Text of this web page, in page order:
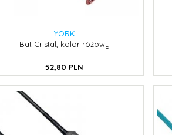
YORK
Bat Cristal, kolor różowy
52,80 PLN